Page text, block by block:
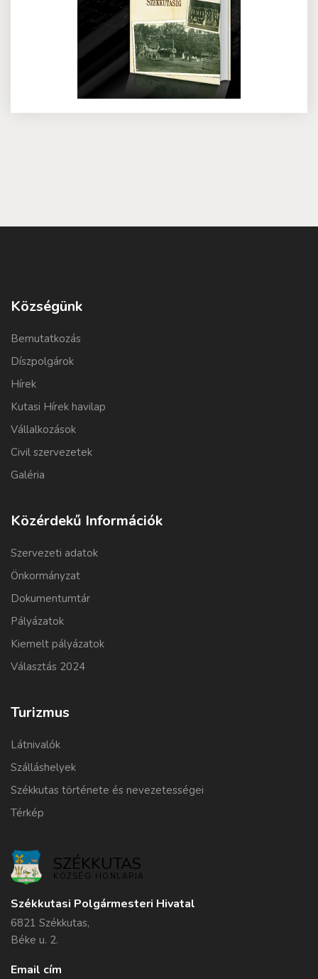
Községünk
Bemutatkozás
Díszpolgárok
Hírek
Kutasi Hírek havilap
Vállalkozások
Civil szervezetek
Galéria
Közérdekű Információk
Szervezeti adatok
Önkormányzat
Dokumentumtár
Pályázatok
Kiemelt pályázatok
Választás 2024
Turizmus
Látnivalók
Szálláshelyek
Székkutas története és nevezetességei
Térkép
SZÉKKUTAS
KÖZSÉG HONLAPJA
Székkutasi Polgármesteri Hivatal
6821 Székkutas,
Béke u. 2.
Email cím